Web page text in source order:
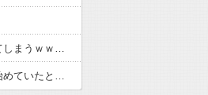
【衝撃】有吉、マツコに『ドン引き』してしまうｗｗｗｗｗｗｗ
【衝撃】中居正広、極秘に『ある事』を始めていたと判明する・・・